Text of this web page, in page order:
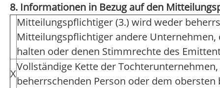
8. Informationen in Bezug auf den
Mitteilungspflichtiger (3.) wird weder
Mitteilungspflichtiger andere
halten oder denen Stimmrechte des
X
Vollständige Kette der
beherrschenden Person oder dem